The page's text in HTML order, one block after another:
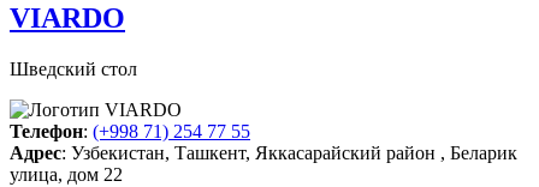
VIARDO
Шведский стол
Телефон: (+998 71) 254 77 55
Адрес: Узбекистан, Ташкент, Яккасарайский район , Беларик
улица, дом 22